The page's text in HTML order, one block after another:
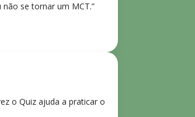
se tornar um MCT.”
o Quiz ajuda a praticar o